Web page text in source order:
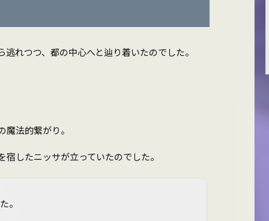
れつつ、都の中心へと辿り着いたのでした。
法的繋がり。
したニッサが立っていたのでした。
。